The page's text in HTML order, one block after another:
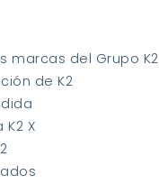
marcas del Grupo K2
de K2
K2 X